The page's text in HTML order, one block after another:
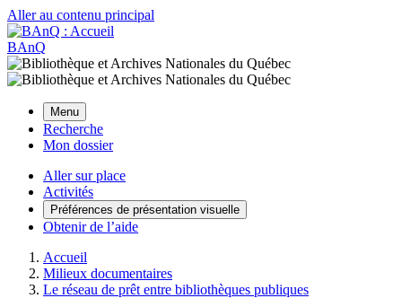
Aller au contenu principal
BAnQ
Menu
Recherche
Mon dossier
Aller sur place
Activités
Préférences de présentation visuelle
Obtenir de l’aide
Accueil
Milieux documentaires
Le réseau de prêt entre bibliothèques publiques